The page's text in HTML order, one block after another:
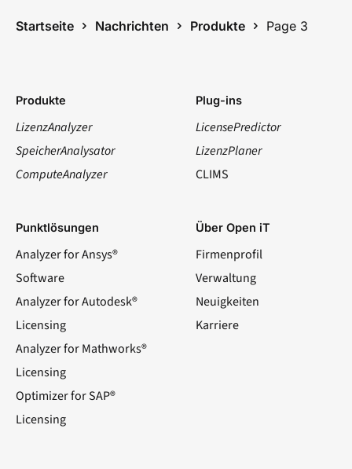
Startseite Nachrichten Produkte Page 3
Produkte
LizenzAnalyzer
SpeicherAnalysator
ComputeAnalyzer
Plug-ins
LicensePredictor
LizenzPlaner
CLIMS
Punktlösungen
Analyzer for Ansys®
Software
Analyzer for Autodesk®
Licensing
Analyzer for Mathworks®
Licensing
Optimizer for SAP®
Licensing
Über Open iT
Firmenprofil
Verwaltung
Neuigkeiten
Karriere